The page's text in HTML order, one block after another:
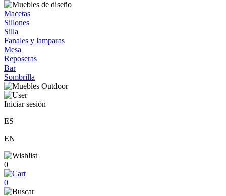
Macetas
Sillones
Silla
Fanales y lamparas
Mesa
Reposeras
Bar
Sombrilla
Iniciar sesión
ES
EN
0
0